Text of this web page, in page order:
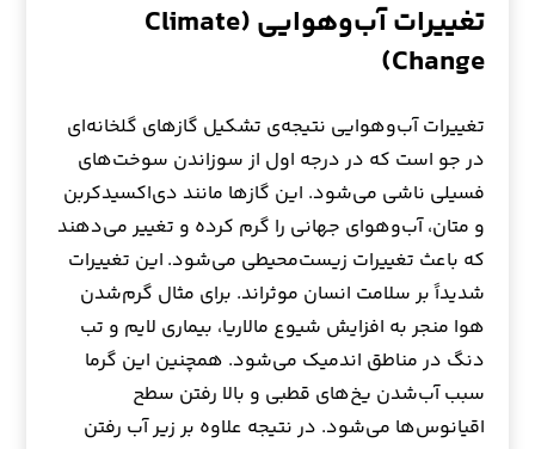
تغییرات آب‌وهوایی (Climate
Change
)
تغییرات آب‌و‌هوایی نتیجه‌ی تشکیل گازهای گلخانه‌ای
در جو است که در درجه اول از سوزاندن سوخت‌های
فسیلی ناشی می‌شود. این گازها مانند دی‌اکسیدکربن
و متان، آب‌وهوای جهانی را گرم کرده و تغییر می‌دهند
که باعث تغییرات زیست‌محیطی می‌شود. این تغییرات
شدیداً بر سلامت انسان موثراند. برای مثال گرم‌شدن
هوا منجر به افزایش شیوع مالاریا، بیماری لایم و تب
دنگ در مناطق اندمیک می‌شود. همچنین این گرما
سبب آب‌شدن یخ‌های قطبی و بالا رفتن سطح
اقیانوس‌ها می‌شود. در نتیجه علاوه بر زیر آب‌ رفتن